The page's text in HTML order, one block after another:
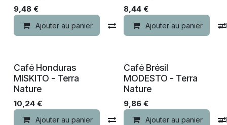
9,48 €
Ajouter au panier Comparer Ajouter à la
8,44€
Ajouter au panier
Nouveau !
Café Honduras
MISKITO - Terra
Nature
10,24 €
Ajouter au panier Comparer Ajouter à la
Nouveau !
Café Brésil
MODESTO - Terra
Nature
9,86€
Ajouter au panier